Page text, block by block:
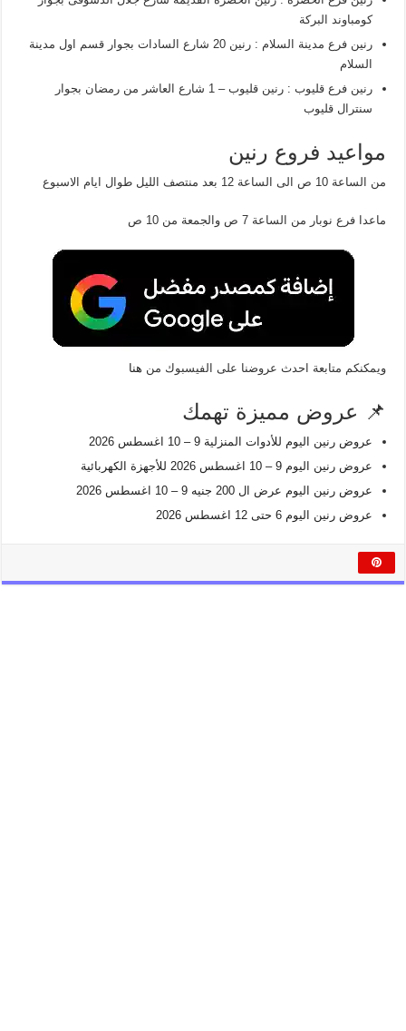
كومباوند البركة
رنين فرع مدينة السلام : رنين 20 شارع السادات بجوار قسم اول مدينة
السلام
رنين فرع قليوب : رنين قليوب – 1 شارع العاشر من رمضان بجوار
سنترال قليوب
مواعيد فروع رنين
من الساعة 10 ص الى الساعة 12 بعد منتصف الليل طوال ايام الاسبوع
ماعدا فرع نوبار من الساعة 7 ص والجمعة من 10 ص
ويمكنكم متابعة احدث عروضنا على الفيسبوك من هنا
📌 عروض مميزة تهمك
عروض رنين اليوم للأدوات المنزلية 9 – 10 اغسطس 2026
عروض رنين اليوم 9 – 10 اغسطس 2026 للأجهزة الكهربائية
عروض رنين اليوم عرض ال 200 جنيه 9 – 10 اغسطس 2026
عروض رنين اليوم 6 حتى 12 اغسطس 2026